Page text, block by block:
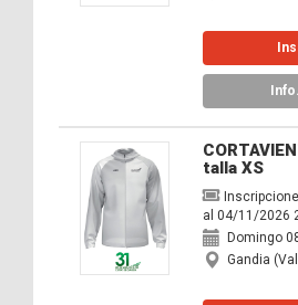
talla XS
al 04/11/2026
Domingo
Gandia